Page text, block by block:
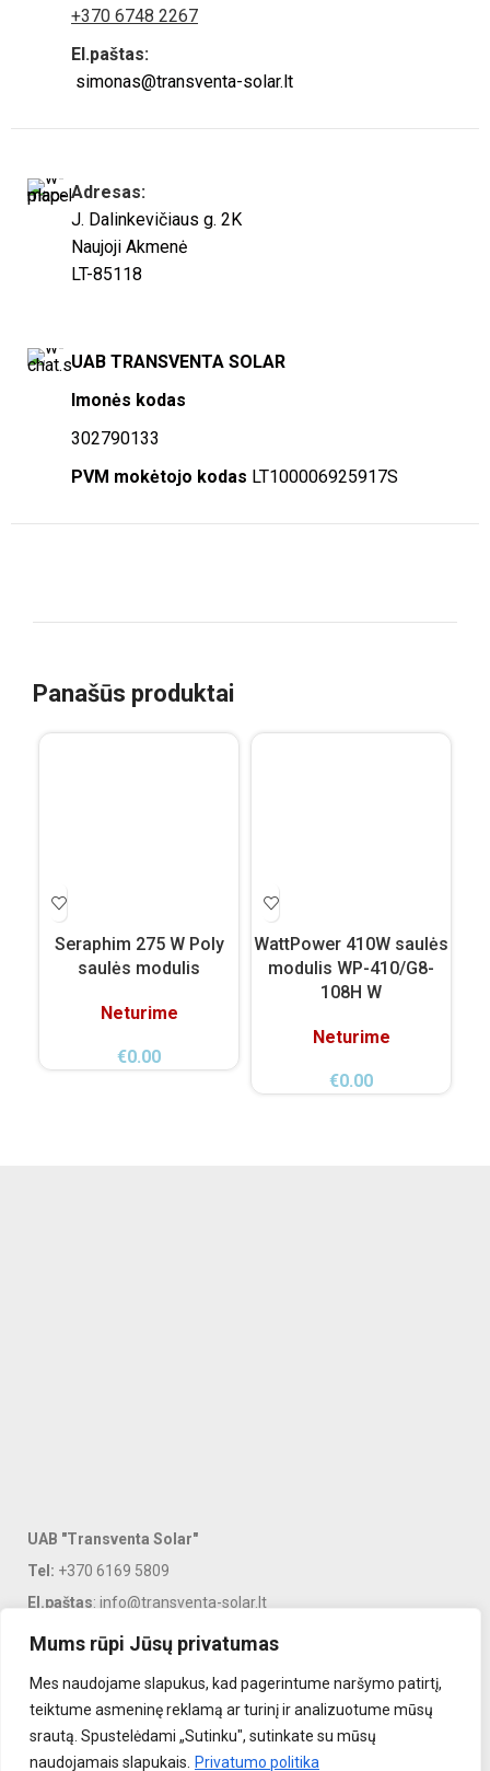
Mums rūpi Jūsų privatumas
Mes naudojame slapukus, kad pagerintume naršymo patirtį,
teiktume asmeninę reklamą ar turinį ir analizuotume mūsų
srautą. Spustelėdami „Sutinku", sutinkate su mūsų
naudojamais slapukais.
Privatumo politika
+370 6748 2267
El.paštas:
simonas@transventa-solar.lt
Adresas:
J. Dalinkevičiaus g. 2K
Naujoji Akmenė
LT-85118
UAB TRANSVENTA SOLAR
Imonės kodas
302790133
PVM mokėtojo kodas LT100006925917S
Panašūs produktai
Seraphim 275 W Poly
saulės modulis
Neturime
€0.00
WattPower 410W saulės
modulis WP-410/G8-
108H W
Neturime
€0.00
UAB "Transventa Solar"
Tel: +370 6169 5809
El.paštas: info@transventa-solar.lt
Adresas
: J. Dalinkevičiaus g. 2K, Naujoji Akmenė, LT-85118
PASLAUGOS
INFORMACIJA KLIENTAMS